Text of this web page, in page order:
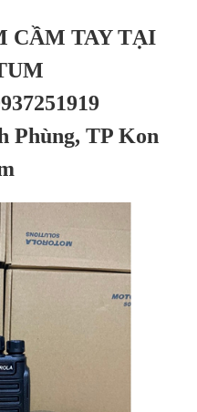
CẦM TAY TẠI
Phùng, TP Kon